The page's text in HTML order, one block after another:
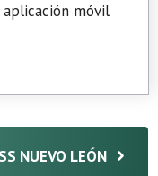
móvil
NUEVO LEÓN